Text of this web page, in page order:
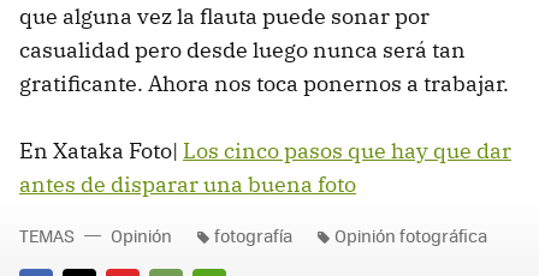
que alguna vez la flauta puede sonar por
casualidad pero desde luego nunca será tan
gratificante. Ahora nos toca ponernos a trabajar.
En Xataka Foto| Los cinco pasos que hay que dar
antes de disparar una buena foto
TEMAS Opinión fotografía Opinión fotográfica